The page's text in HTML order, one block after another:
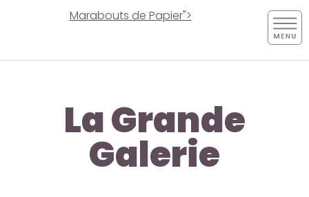
Marabouts de Papier">
La Grande
Galerie